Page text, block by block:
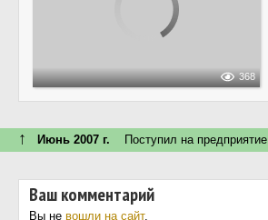
368
↑ Июнь 2007 г. Поступил на предприятие
Ваш комментарий
Вы не вошли на сайт.